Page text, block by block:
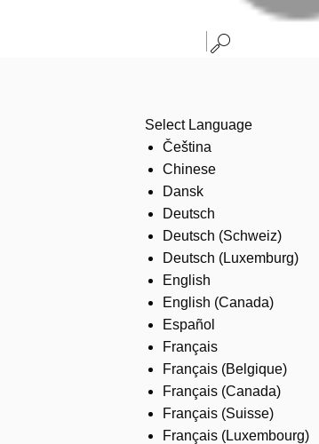
Select Language
Čeština
Chinese
Dansk
Deutsch
Deutsch (Schweiz)
Deutsch (Luxemburg)
English
English (Canada)
Español
Français
Français (Belgique)
Français (Canada)
Français (Suisse)
Français (Luxembourg)